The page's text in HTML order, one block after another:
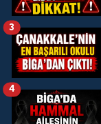
3
4